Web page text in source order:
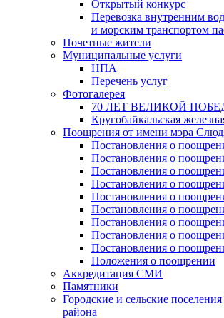
Открытый конкурс
Перевозка внутренним
и морским транспортом
Почетные жители
Муниципальные услуги
НПА
Перечень услуг
Фотогалерея
70 ЛЕТ ВЕЛИКОЙ
Кругобайкальская
Поощрения от имени мэра
Постановления о
Постановления о
Постановления о
Постановления о
Постановления о
Постановления о
Постановления о
Постановления о
Постановления о
Положения о поощрении
Аккредитация СМИ
Памятники
Городские и сельские
района